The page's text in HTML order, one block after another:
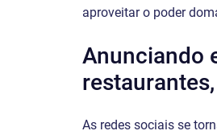
aproveitar o poder
Anunciando
As redes sociais se